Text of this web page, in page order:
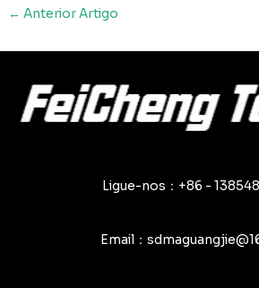
Navegação
← Anterior Artigo
Ligue-nos：+86 -
Email：